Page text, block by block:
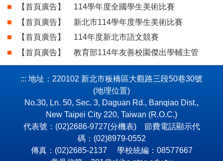
【首頁廣告】
114學年度全國學生美術比賽
【首頁廣告】
新北市114學年度學生美術比賽
【首頁廣告】
114年度新北市語文競賽
【首頁廣告】
教育部114年友善校園傑出學輔主管
::: 地址：220102 新北市板橋區大觀路三段50巷30號
(地理位置)
No.30, Ln. 50, Sec. 3, Daguan Rd., Banqiao Dist.,
New Taipei City 220, Taiwan (R.O.C.)
代表號：(02)2686-9727(分機表) 節費電話顯示代
碼：(02)8979-0552
傳真：(02)2685-2137 學校統編：08577667